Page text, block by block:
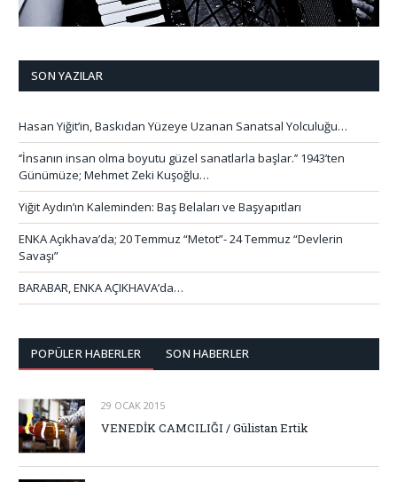
SON YAZILAR
Hasan Yiğit’in, Baskıdan Yüzeye Uzanan Sanatsal Yolculuğu…
‘’İnsanın insan olma boyutu güzel sanatlarla başlar.’’ 1943’ten
Günümüze; Mehmet Zeki Kuşoğlu…
Yiğit Aydın’ın Kaleminden: Baş Belaları ve Başyapıtları
ENKA Açıkhava’da; 20 Temmuz “Metot”- 24 Temmuz “Devlerin
Savaşı”
BARABAR, ENKA AÇIKHAVA’da…
POPÜLER HABERLER SON HABERLER
29 OCAK 2015
VENEDİK CAMCILIĞI / Gülistan Ertik